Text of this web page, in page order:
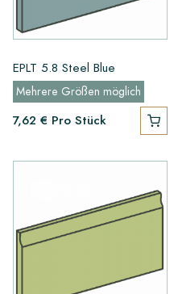
EPLT 5.8 Steel Blue
Mehrere Größen möglich
7,62 € Pro Stück